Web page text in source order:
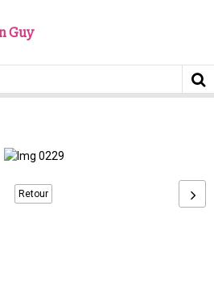
Guy
Retour